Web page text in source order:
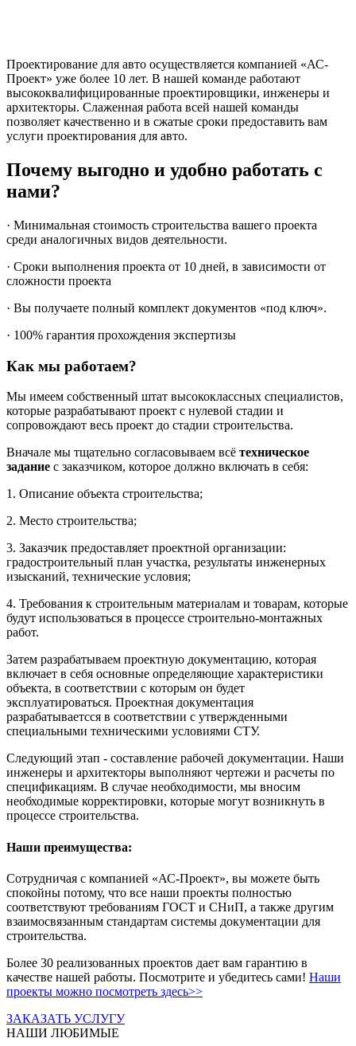
Проектирование для авто осуществляется компанией «АС-
Проект» уже более 10 лет. В нашей команде работают
высококвалифицированные проектировщики, инженеры и
архитекторы. Слаженная работа всей нашей команды
позволяет качественно и в сжатые сроки предоставить вам
услуги проектирования для авто.
Почему выгодно и удобно работать с
нами?
· Минимальная стоимость строительства вашего проекта
среди аналогичных видов деятельности.
· Сроки выполнения проекта от 10 дней, в зависимости от
сложности проекта
· Вы получаете полный комплект документов «под ключ».
· 100% гарантия прохождения экспертизы
Как мы работаем?
Мы имеем собственный штат высококлассных специалистов,
которые разрабатывают проект с нулевой стадии и
сопровождают весь проект до стадии строительства.
Вначале мы тщательно согласовываем всё техническое
задание с заказчиком, которое должно включать в себя:
1. Описание объекта строительства;
2. Место строительства;
3. Заказчик предоставляет проектной организации:
градостроительный план участка, результаты инженерных
изысканий, технические условия;
4. Требования к строительным материалам и товарам, которые
будут использоваться в процессе строительно-монтажных
работ.
Затем разрабатываем проектную документацию, которая
включает в себя основные определяющие характеристики
объекта, в соответствии с которым он будет
эксплуатироваться. Проектная документация
разрабатываетсся в соответствии с утвержденными
специальными техническими условиями СТУ.
Следующий этап - составление рабочей документации. Наши
инженеры и архитекторы выполняют чертежи и расчеты по
спецификациям. В случае необходимости, мы вносим
необходимые корректировки, которые могут возникнуть в
процессе строительства.
Наши преимущества:
Сотрудничая с компанией «АС-Проект», вы можете быть
спокойны потому, что все наши проекты полностью
соответствуют требованиям ГОСТ и СНиП, а также другим
взаимосвязанным стандартам системы документации для
строительства.
Более 30 реализованных проектов дает вам гарантию в
качестве нашей работы. Посмотрите и убедитесь сами! Наши
проекты можно посмотреть здесь>>
ЗАКАЗАТЬ УСЛУГУ
НАШИ ЛЮБИМЫЕ